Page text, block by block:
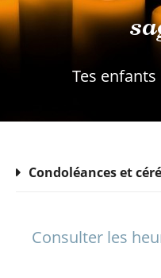
Tes
Condoléances et
Consulter les